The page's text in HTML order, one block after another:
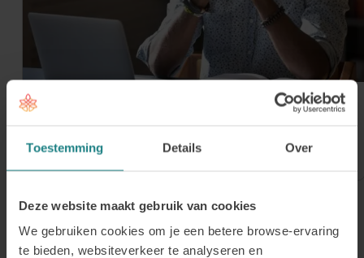
Toestemming Details Over
Deze website maakt gebruik van cookies
We gebruiken cookies om je een betere browse-ervaring
te bieden, websiteverkeer te analyseren en
Avond op donderdag 3 september
Meld je aan voor de nieuwsbrief